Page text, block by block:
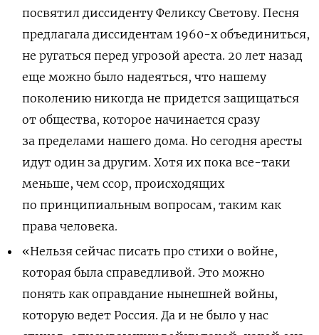
посвятил диссиденту Феликсу Светову. Песня
предлагала диссидентам 1960-х объединиться,
не ругаться перед угрозой ареста. 20 лет назад
еще можно было надеяться, что нашему
поколению никогда не придется защищаться
от общества, которое начинается сразу
за пределами нашего дома. Но сегодня аресты
идут один за другим. Хотя их пока все-таки
меньше, чем ссор, происходящих
по принципиальным вопросам, таким как
права человека.
«Нельзя сейчас писать про стихи о войне,
которая была справедливой. Это можно
понять как оправдание нынешней войны,
которую ведет Россия. Да и не было у нас